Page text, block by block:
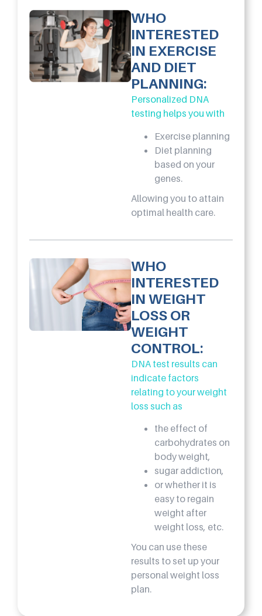
WHO
INTERESTED
IN EXERCISE
AND DIET
PLANNING:
Personalized DNA
testing helps you with
Exercise planning
Diet planning
based on your
genes.
Allowing you to attain
optimal health care.
WHO
INTERESTED
IN WEIGHT
LOSS OR
WEIGHT
CONTROL:
DNA test results can
indicate factors
relating to your weight
loss such as
the effect of
carbohydrates on
body weight,
sugar addiction,
or whether it is
easy to regain
weight after
weight loss, etc.
You can use these
results to set up your
personal weight loss
plan.